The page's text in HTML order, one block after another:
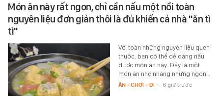
Món ăn này rất ngon, chỉ cần nấu một nồi toàn
nguyên liệu đơn giản thôi là đủ khiến cả nhà "ăn tì
tì"
Với toàn những nguyên liệu quen
thuộc, bạn có thể dễ dàng nấu
được món ăn này. Đây là một
món ăn nhẹ nhàng nhưng ngon…
ĂN - CHƠI - ĐI - 6 giờ trước